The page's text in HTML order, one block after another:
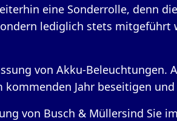
eine Sonderrolle, denn
lediglich stets mitgeführt
von Akku-
Jahr beseitigen
von Busch & Müllersind Sie